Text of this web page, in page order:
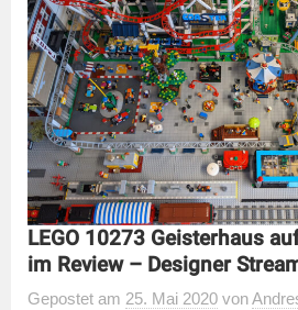
LEGO 10273 Geisterhaus
im Review – Designer
Gepostet am 25. Mai 2020 von